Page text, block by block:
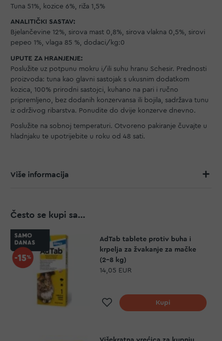
Tuna 51%, kozice 6%, riža 1,5%
ANALITIČKI SASTAV:
Bjelančevine 12%, sirova mast 0,8%, sirova vlakna 0,5%, sirovi
pepeo 1%, vlaga 85 %, dodaci/kg:0
UPUTE ZA HRANJENJE:
Poslužite uz potpunu mokru i/ili suhu hranu Schesir. Prednosti
proizvoda: tuna kao glavni sastojak s ukusnim dodatkom
kozica, 100% prirodni sastojci, kuhano na pari i ručno
pripremljeno, bez dodanih konzervansa ili bojila, sadržava tunu
iz održivog ribarstva. Ponudite do dvije konzerve dnevno.
Poslužite na sobnoj temperaturi. Otvoreno pakiranje čuvajte u
hladnjaku te upotrijebite u roku od 48 sati.
Više informacija
Često se kupi sa...
AdTab tablete protiv buha i
krpelja za žvakanje za mačke
(2-8 kg)
14,05 EUR
Dodaj na listu želja
Kupi